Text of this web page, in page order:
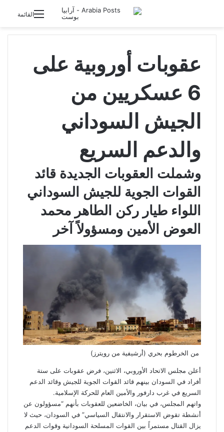
القائمة
تسجيل الدخول
عقوبات أوروبية على
6 عسكريين من
الجيش السوداني
والدعم السريع
وشملت العقوبات الجديدة قائد
القوات الجوية للجيش السوداني
اللواء طيار ركن الطاهر محمد
العوض الأمين ومسؤولاً آخر
من الخرطوم بحري (أرشيفية من رويترز)
أعلن مجلس الاتحاد الأوروبي، الاثنين، فرض عقوبات على ستة
أفراد في السودان بينهم قائد القوات الجوية للجيش وقائد الدعم
السريع في غرب دارفور والأمين العام للحركة الإسلامية.
واتهم المجلس، في بيان، الخاضعين للعقوبات بأنهم “مسؤولون عن
أنشطة تقوض الاستقرار والانتقال السياسي” في السودان، حيث لا
يزال القتال مستمراً بين القوات المسلحة السودانية وقوات الدعم